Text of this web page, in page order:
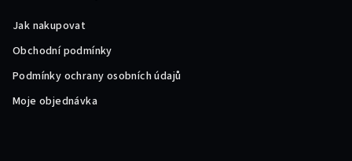
Jak nakupovat
Obchodní podmínky
Podmínky ochrany osobních údajů
Moje objednávka